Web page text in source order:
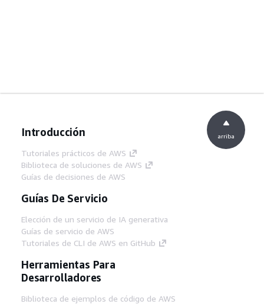
Introducción
Tutoriales prácticos de AWS
Biblioteca de soluciones de AWS
Guías de decisiones de AWS
Guías De Servicio
Elección de un servicio de IA generativa
Guías de servicio de AWS
Tutoriales de CLI de AWS en GitHub
Herramientas Para
Desarrolladores
Biblioteca de ejemplos de código de AWS
arriba